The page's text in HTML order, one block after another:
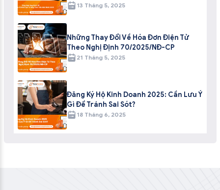
13 Tháng 5, 2025
Những Thay Đổi Về Hóa Đơn Điện Tử
Theo Nghị Định 70/2025/NĐ-CP
21 Tháng 5, 2025
Đăng Ký Hộ Kinh Doanh 2025: Cần Lưu Ý
Gì Để Tránh Sai Sót?
18 Tháng 6, 2025